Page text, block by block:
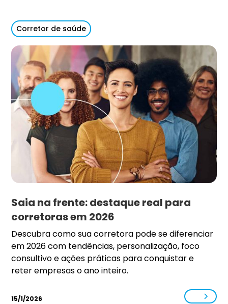
Corretor de saúde
Saia na frente: destaque real para
corretoras em 2026
Descubra como sua corretora pode se diferenciar
em 2026 com tendências, personalização, foco
consultivo e ações práticas para conquistar e
reter empresas o ano inteiro.
15/1/2026